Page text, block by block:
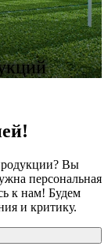
Вы
персональная
к нам! Будем
и критику.